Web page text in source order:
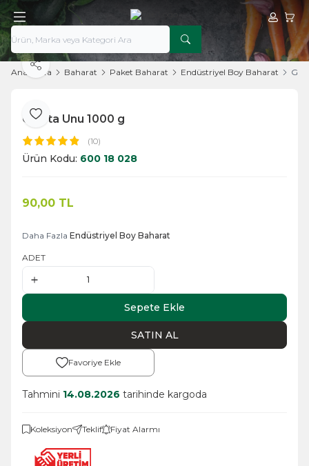
Hesabım
Ana Sayfa Baharat Paket Baharat Endüstriyel Boy Baharat
Favoriye Ekle
Paylaş
Galeta Unu 1000 g
(10)
Ürün Kodu: 600 18 028
90,00 TL
Daha Fazla Endüstriyel Boy Baharat
ADET
Sepete Ekle
SATIN AL
Favoriye Ekle
Tahmini 14.08.2026 tarihinde kargoda
Koleksiyon Teklif Fiyat Alarmı